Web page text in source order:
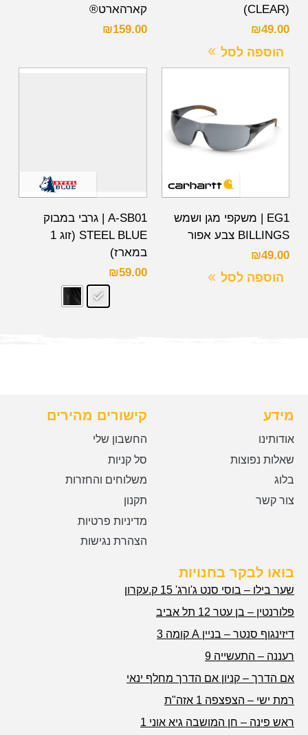
(CLEAR)
₪49.00
הוספה לסל
קארהארט®
₪159.00
EG1 | משקפי מגן ושמש
BILLINGS צבע אפור
₪49.00
הוספה לסל
A-SB01 | גרבי במבוק
STEEL BLUE (זוג 1
במארז)
₪59.00
מידע
אודותינו
שאלות נפוצות
בלוג
צור קשר
קישורים מהירים
החשבון שלי
סל קניות
משלוחים והחזרות
תקנון
מדיניות פרטיות
הצהרת נגישות
בואו לבקר בחנויות
שער בילו – בוסי סנט ג'ורג' 15 ק.עקרון
פלורנטין – בן עטר 12 תל אביב
דיזינגוף סנטר – בניין A קומה 3
רעננה – התעשייה 9
אם הדרך – קניון אם הדרך מחלף ינאי
רמת ישי – הצפצפה 1 אזה"ת
ראש פינה – חן המושבה גיא אוני 1